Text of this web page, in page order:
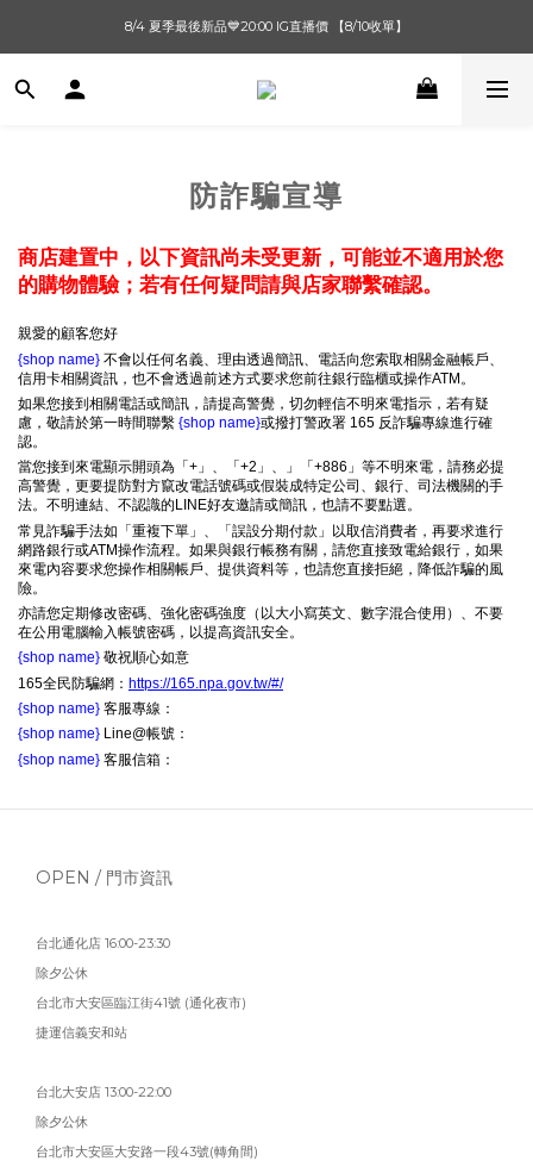
單筆滿$1000【先付款】 / 滿$2000【超取付款】 🚚免運費
8/4 夏季最後新品💙20:00 IG直播價 【8/10收單】
單筆滿$1000【先付款】 / 滿$2000【超取付款】 🚚免運費
防詐騙宣導
商店建置中，以下資訊尚未受更新，可能並不適用於您
的購物體驗；若有任何疑問請與店家聯繫確認。
親愛的顧客您好
{shop name} 不會以任何名義、理由透過簡訊、電話向您索取相關金融帳戶、
信用卡相關資訊，也不會透過前述方式要求您前往銀行臨櫃或操作ATM。
如果您接到相關電話或簡訊，請提高警覺，切勿輕信不明來電指示，若有疑
慮，敬請於第一時間聯繫 {shop name}或撥打警政署 165 反詐騙專線進行確
認。
當您接到來電顯示開頭為「+」、「+2」、」「+886」等不明來電，請務必提
高警覺，更要提防對方竄改電話號碼或假裝成特定公司、銀行、司法機關的手
法。不明連結、不認識的LINE好友邀請或簡訊，也請不要點選。
常見詐騙手法如「重複下單」、「誤設分期付款」以取信消費者，再要求進行
網路銀行或ATM操作流程。如果與銀行帳務有關，請您直接致電給銀行，如果
來電內容要求您操作相關帳戶、提供資料等，也請您直接拒絕，降低詐騙的風
險。
亦請您定期修改密碼、強化密碼強度（以大小寫英文、數字混合使用）、不要
在公用電腦輸入帳號密碼，以提高資訊安全。
{shop name} 敬祝順心如意
165全民防騙網： https://165.npa.gov.tw/#/
{shop name} 客服專線：
{shop name} Line@帳號：
{shop name} 客服信箱：
OPEN / 門市資訊
台北通化店 16:00-23:30
除夕公休
台北市大安區臨江街41號 (通化夜市)
捷運信義安和站
台北大安店 13:00-22:00
除夕公休
台北市大安區大安路一段43號(轉角間)